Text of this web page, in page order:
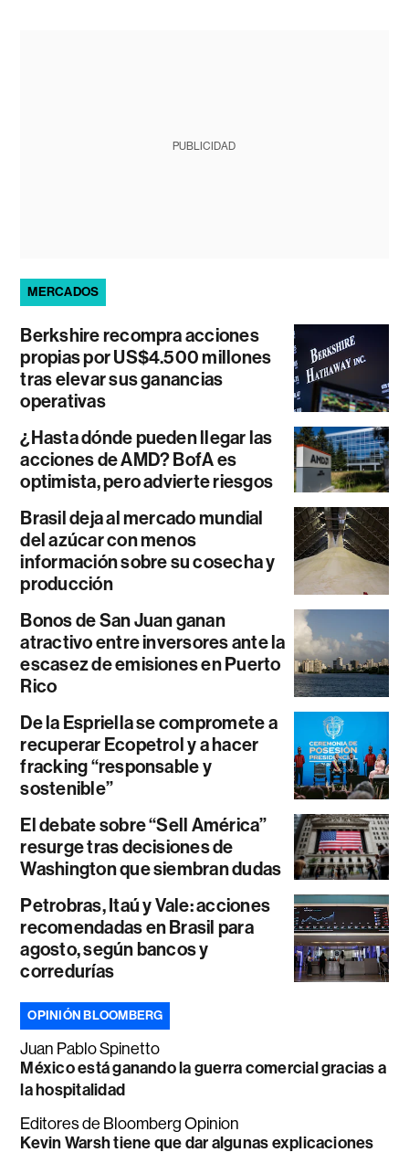
PUBLICIDAD
MERCADOS
Berkshire recompra acciones
propias por US$4.500 millones
tras elevar sus ganancias
operativas
¿Hasta dónde pueden llegar las
acciones de AMD? BofA es
optimista, pero advierte riesgos
Brasil deja al mercado mundial
del azúcar con menos
información sobre su cosecha y
producción
Bonos de San Juan ganan
atractivo entre inversores ante la
escasez de emisiones en Puerto
Rico
De la Espriella se compromete a
recuperar Ecopetrol y a hacer
fracking “responsable y
sostenible”
El debate sobre “Sell América”
resurge tras decisiones de
Washington que siembran dudas
Petrobras, Itaú y Vale: acciones
recomendadas en Brasil para
agosto, según bancos y
corredurías
OPINIÓN BLOOMBERG
Juan Pablo Spinetto
México está ganando la guerra comercial gracias a
la hospitalidad
Editores de Bloomberg Opinion
Kevin Warsh tiene que dar algunas explicaciones